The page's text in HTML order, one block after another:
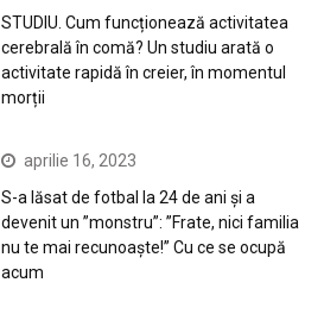
STUDIU. Cum funcționează activitatea
cerebrală în comă? Un studiu arată o
activitate rapidă în creier, în momentul
morții
aprilie 16, 2023
S-a lăsat de fotbal la 24 de ani și a
devenit un ”monstru”: ”Frate, nici familia
nu te mai recunoaște!” Cu ce se ocupă
acum